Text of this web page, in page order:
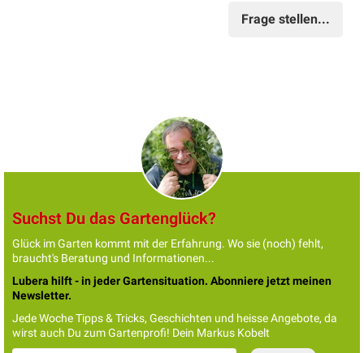
Frage stellen...
Suchst Du das Gartenglück?
Glück im Garten kommt mit der Erfahrung. Wo sie (noch) fehlt,
braucht's Beratung und Informationen...
Lubera hilft - in jeder Gartensituation. Abonniere jetzt meinen
Newsletter.
Jede Woche Tipps & Tricks, Geschichten und heisse Angebote, da
wirst auch Du zum Gartenprofi! Dein Markus Kobelt